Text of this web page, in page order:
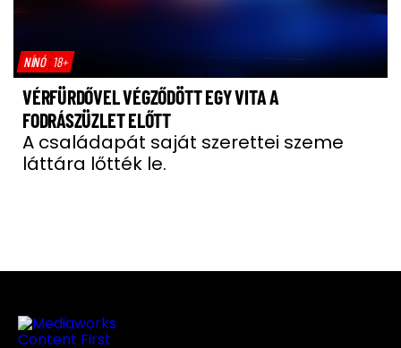
NÍNÓ 18+
VÉRFÜRDŐVEL VÉGZŐDÖTT EGY VITA A
FODRÁSZÜZLET ELŐTT
A családapát saját szerettei szeme
láttára lőtték le.